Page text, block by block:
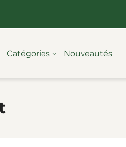
Catégories Nouveautés